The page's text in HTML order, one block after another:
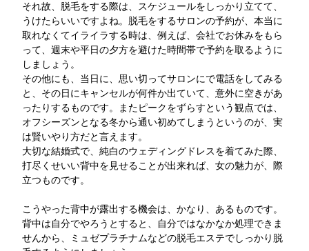
それ故、脱毛をする際は、スケジュールをしっかり立てて、
うけたらいいですよね。脱毛をするサロンの予約が、本当に
取れなくてイライラする時は、例えば、会社でお休みをもら
って、週末や平日の夕方を避けた時間帯で予約を取るように
しましょう。
その他にも、当日に、思い切ってサロンにで電話をしてみる
と、その日にキャンセルが何件か出ていて、意外に空きがあ
ったりするものです。またピークをずらすという観点では、
オフシーズンとなる冬から通い初めてしまうというのが、実
は賢いやり方だと言えます。
大切な結婚式で、純白のウェディングドレスを着てみた際、
打尽くせいい背中を見せることが出来れば、女の魅力が、際
立つものです。
こうやった背中が露出する機会は、かなり、あるものです。
背中は自分でやろうとすると、自分ではなかなか処理できま
せんから、ミュゼプラチナムなどの脱毛エステでしっかり脱